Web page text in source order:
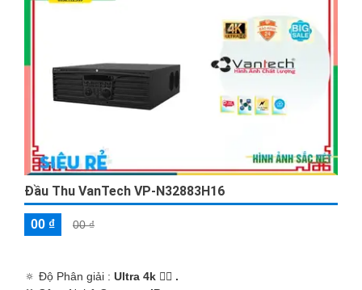
Đầu Thu VanTech VP-N32883H16
00 ₫ 00 ₫
🔅 Độ Phân giải : Ultra 4k 👍🏾 .